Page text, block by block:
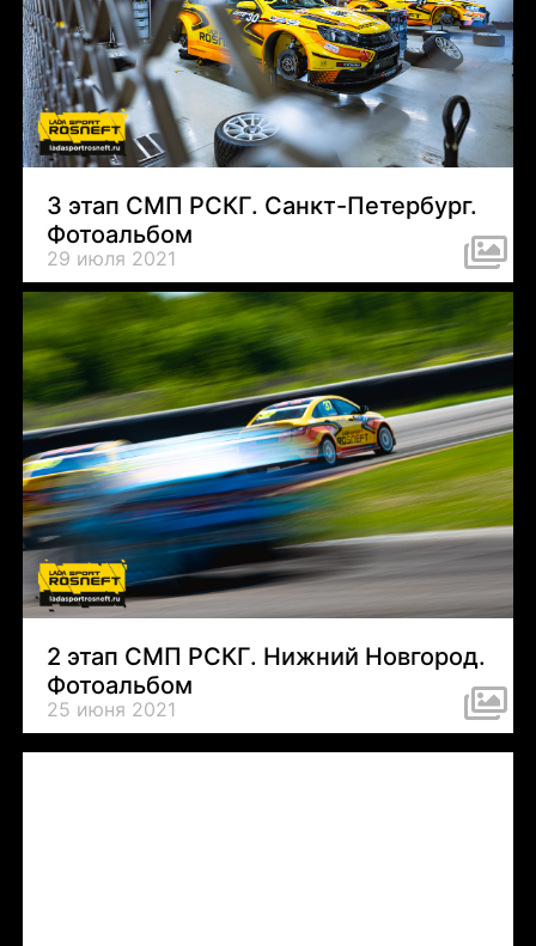
3 этап СМП РСКГ. Санкт-Петербург.
Фотоальбом
29 июля 2021
2 этап СМП РСКГ. Нижний Новгород.
Фотоальбом
25 июня 2021